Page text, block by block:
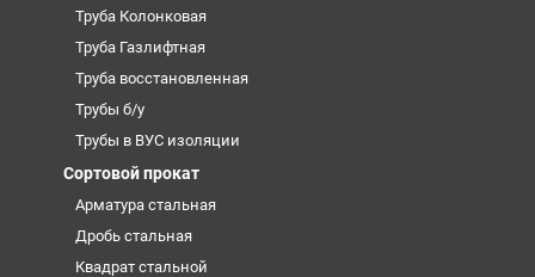
Труба Колонковая
Труба Газлифтная
Труба восстановленная
Трубы б/у
Трубы в ВУС изоляции
Сортовой прокат
Арматура стальная
Дробь стальная
Квадрат стальной